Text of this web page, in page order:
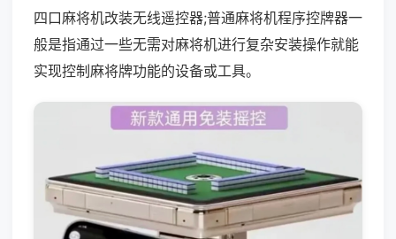
四口麻将机改装无线遥控器;普通麻将机程序控牌器一
般是指通过一些无需对麻将机进行复杂安装操作就能
实现控制麻将牌功能的设备或工具。